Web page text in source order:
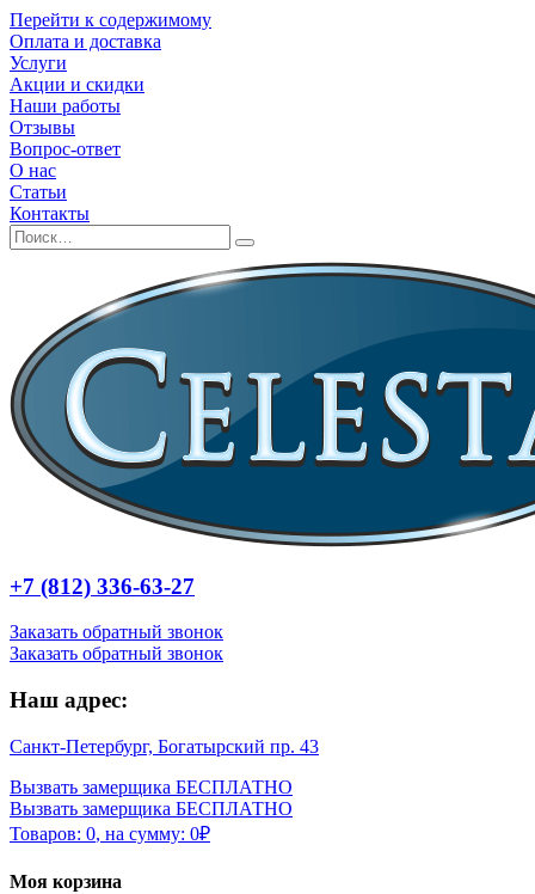
Перейти к содержимому
Оплата и доставка
Услуги
Акции и скидки
Наши работы
Отзывы
Вопрос-ответ
О нас
Статьи
Контакты
+7 (812) 336-63-27
Заказать обратный звонок
Заказать обратный звонок
Наш адрес:
Санкт-Петербург, Богатырский пр. 43
Вызвать замерщика БЕСПЛАТНО
Вызвать замерщика БЕСПЛАТНО
Товаров: 0, на сумму: 0₽
Моя корзина